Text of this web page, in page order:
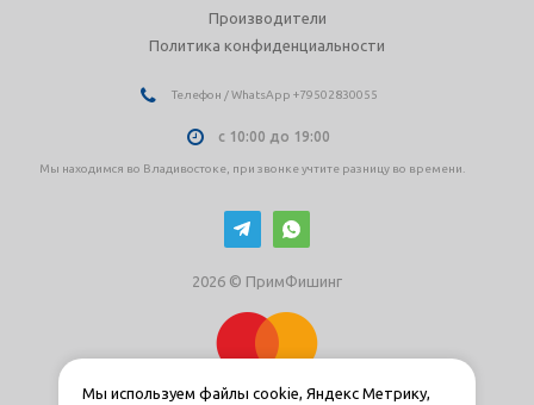
Производители
Политика конфиденциальности
Телефон / WhatsApp +79502830055
с 10:00 до 19:00
Мы находимся во Владивостоке, при звонке учтите разницу во времени.
2026 © ПримФишинг
Мы используем файлы cookie, Яндекс Метрику,